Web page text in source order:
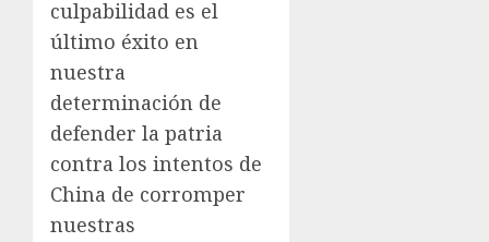
culpabilidad es el
último éxito en
nuestra
determinación de
defender la patria
contra los intentos de
China de corromper
nuestras